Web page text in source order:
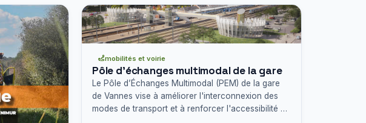
mobilités et voirie
Pôle d’échanges multimodal de la gare
Le Pôle d’Échanges Multimodal (PEM) de la gare
de Vannes vise à améliorer l'interconnexion des
modes de transport et à renforcer l'accessibilité du